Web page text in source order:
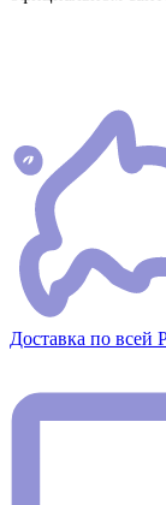
Доставка по всей